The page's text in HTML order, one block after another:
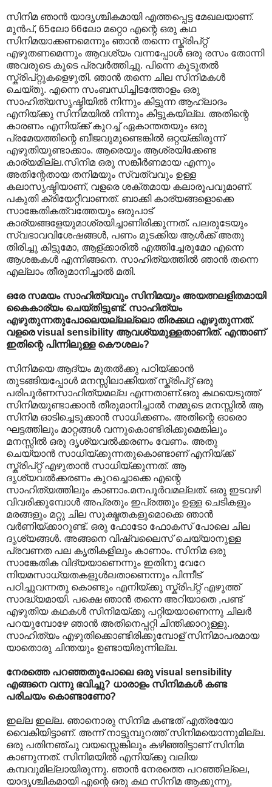
സിനിമ ഞാന്‍ യാദൃശ്ചികമായി എത്തപ്പെട്ട മേഖലയാണ്.
മുന്‍പ്, 65ലോ 66ലോ മറ്റൊ എന്റെ ഒരു കഥ
സിനിമയാക്കണമെന്നും ഞാന്‍ തന്നെ സ്ക്രിപ്റ്റ്
എഴുതണമെന്നും ആവശ്യം വന്നപ്പോള്‍ ഒരു രസം തോന്നി
അവരുടെ കൂടെ പ്രവര്‍ത്തിച്ചു. പിന്നെ കൂടുതല്‍
സ്ക്രിപ്റ്റുകളെഴുതി. ഞാന്‍ തന്നെ ചില സിനിമകള്‍
ചെയ്തു. എന്നെ സംബന്ധിച്ചിടത്തോളം ഒരു
സാഹിത്യസൃഷ്ടിയില്‍ നിന്നും കിട്ടുന്ന ആഹ്ലാദം
എനിയ്ക്കു സിനിമയില്‍ നിന്നും കിട്ടുകയില്ല. അതിന്റെ
കാരണം എനിയ്ക്ക് കുറച്ച് ഏകാന്തതയും ഒരു
പ്രമേയത്തിന്റെ ബീജവുമുണ്ടെങ്കില്‍ ഒറ്റയ്ക്കിരുന്ന്
എഴുതിയുണ്ടാക്കാം. ആരെയും ആശ്രയിക്കേണ്ട
കാര്യമില്ല.സിനിമ ഒരു സങ്കീര്‍ണമായ എന്നും
അതിന്റേതായ തനിമയും സ്വത്വവും ഉള്ള
കലാസൃഷ്ടിയാണ്, വളരെ ശക്തമായ കലാരൂപവുമാണ്.
പകുതി ക്രിയേറ്റീവാണത്. ബാക്കി കാര്യങ്ങളൊക്കെ
സാങ്കേതികത്വത്തേയും ഒരുപാട്
കാര്യങ്ങളേയുമാശ്രയിച്ചാണിരിക്കുന്നത്. പലരുടേയും
സ്വഭാവവിശേഷങ്ങള്‍, പണം മുടക്കിയ ആള്‍ക്ക് അതു
തിരിച്ചു കിട്ടുമോ, ആള്ക്കാരില്‍ എത്തിച്ചേരുമോ എന്നെ
ആശങ്കകള്‍ എന്നിങ്ങനെ. സാഹിത്യത്തില്‍ ഞാന്‍ തന്നെ
എല്ലാം തീരുമാനിച്ചാല്‍ മതി.
ഒരേ സമയം സാഹിത്യവും സിനിമയും അയത്നലളിതമായി
കൈകാര്യം ചെയ്തിട്ടുണ്ട്. സാഹിത്യം
എഴുതുന്നതുപോലെയല്ലല്ലൊ തിരക്കഥ എഴുതുന്നത്.
വളരെ visual sensibility ആവശ്യമുള്ളതാണിത്. എന്താണ്
ഇതിന്റെ പിന്നിലുള്ള കൌശലം?
സിനിമയെ ആദ്യം മുതല്‍ക്കു പഠിയ്ക്കാന്‍
തുടങ്ങിയപ്പോള്‍ മനസ്സിലാക്കിയത് സ്ക്രിപ്റ്റ് ഒരു
പരിപൂര്‍ണസാഹിത്യമല്ല എന്നതാണ്.ഒരു കഥയെടുത്ത്
സിനിമയുണ്ടാക്കാന്‍ തീരുമാനിച്ചാല്‍ നമ്മുടെ മനസ്സില്‍ ആ
സിനിമ ഓടിച്ചെടുക്കാന്‍ സാധിക്കണം. അതിന്റെ ഓരൊ
ഘട്ടത്തിലും മാറ്റങ്ങള്‍ വന്നുകൊണ്ടിരിക്കുമെങ്കിലും
മനസ്സില്‍ ഒരു ദൃശ്യവല്‍ക്കരണം വേണം. അതു
ചെയ്യാന്‍ സാധിയ്ക്കുന്നതുകൊണ്ടാണ് എനിയ്ക്ക്
സ്ക്രിപ്റ്റ് എഴുതാന്‍ സാധിയ്ക്കുന്നത്. ആ
ദൃശ്യവല്‍ക്കരണം കുറച്ചൊക്കെ എന്റെ
സാഹിത്യത്തിലും കാണാം.മനപൂര്‍വമല്ലത്. ഒരു ഇടവഴി
വിവരിക്കുമ്പോള്‍ അപ്രതും ഇപ്രത്തും ഉള്ള ചെടികളും
മരങ്ങളും മറ്റു ചില സൂക്ഷ്മതകളുമൊക്കെ ഞാന്‍
വര്‍ണിയ്ക്കാറുണ്ട്. ഒരു ഫോടോ ഫോകസ് പോലെ ചില
ദൃശ്യങ്ങള്‍. അങ്ങനെ വിഷ്വലൈസ് ചെയ്യാനുള്ള
പ്രവണത പല കൃതികളിലും കാണാം. സിനിമ ഒരു
സാങ്കേതിക വിദ്യയാണെന്നും ഇതിനു വേറേ
നിയമസാധ്യതകളുള്‍ലതാണെന്നും പിന്നീട്
പഠിച്ചുവന്നതു കൊണ്ടും എനിയ്ക്കു സ്ക്രിപ്റ്റ് എഴുത്ത്
സാദ്ധ്യമായി. പക്ഷെ ഞാന്‍ തന്നെ അറിയാതെ ,പണ്ട്
എഴുതിയ കഥകള്‍ സിനിമയ്ക്കു പറ്റിയയാണെന്നു ചിലര്‍
പറയുമ്പോഴേ ഞാന്‍ അതിനെപ്പറ്റി ചിന്തിക്കാറുള്ളു.
സാഹിത്യം എഴുതിക്കൊണ്ടിരിക്കുമ്പോള് ‍സിനിമാപരമായ
യാതൊരു ചിന്തയും ഉണ്ടായിരുന്നില്ല.
നേരത്തെ പറഞ്ഞതുപോലെ ഒരു visual sensibility
എങ്ങനെ വന്നു ഭവിച്ചു? ധാരാളം സിനിമകള്‍ കണ്ട
പരിചയം കൊണ്ടാണോ?
ഇല്ല ഇല്ല. ഞാനൊരു സിനിമ കണ്ടത് എത്രയോ
വൈകിയിട്ടാണ്. അന്ന് നാട്ടുമ്പുറത്ത് സിനിമയൊന്നുമില്ല.
ഒരു പതിനഞ്ചു വയസ്സെങ്കിലും കഴിഞ്ഞിട്ടാണ് സിനിമ
കാണുന്നത്. സിനിമയില്‍ എനിയ്ക്കു വലിയ
കമ്പവുമില്ലായിരുന്നു. ഞാന്‍ നേരത്തെ പറഞ്ഞില്ലെ,
യാദൃശ്ചികമായി എന്റെ ഒരു കഥ സിനിമ ആക്കുന്നു,